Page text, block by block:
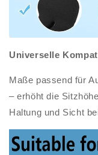
Universelle
Maße passend für
– erhöht die
Haltung und Sicht